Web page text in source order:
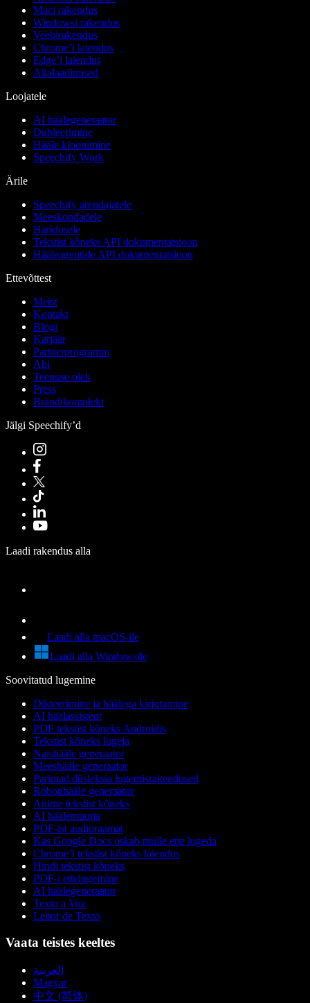
Maci rakendus
Windowsi rakendus
Veebirakendus
Chrome’i laiendus
Edge’i laiendus
Allalaadimised
Loojatele
AI häälegeneraator
Dubleerimine
Hääle kloonimine
Speechify Work
Ärile
Speechify arendajatele
Meeskondadele
Haridusele
Tekstist kõneks API dokumentatsioon
Hääleagentide API dokumentatsioon
Ettevõttest
Meist
Kontakt
Blogi
Karjäär
Partnerprogramm
Abi
Teenuse olek
Press
Brändikomplekt
Jälgi Speechify’d
Laadi rakendus alla
Laadi alla macOS-ile
Laadi alla Windowsile
Soovitatud lugemine
Dikteerimine ja häälega kirjutamine
AI häälassistent
PDF tekstist kõneks Androidis
Tekstist kõneks lugeja
Naishääle generaator
Meeshääle generaator
Parimad düsleksia lugemisrakendused
Robotihääle generaator
Anime tekstist kõneks
AI häälemuutja
PDF-ist audioraamat
Kas Google Docs oskab mulle ette lugeda
Chrome’i tekstist kõneks laiendus
Hindi tekstist kõneks
PDF-i ettelugemine
AI häälegeneraator
Texto a Voz
Leitor de Texto
Vaata teistes keeltes
العربية
Magyar
中文 (简体)